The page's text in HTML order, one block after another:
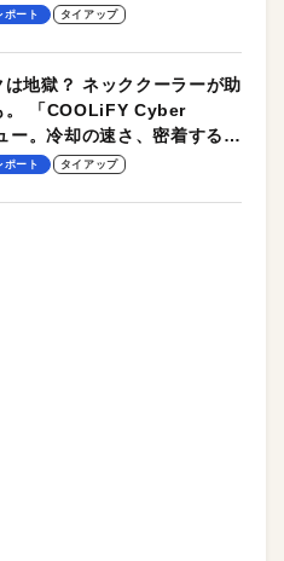
ポート タイアップ
は地獄？ ネッククーラーが助
。 「COOLiFY Cyber
ー。冷却の速さ、密着する冷
ンプルな操作性がグッド！
ポート タイアップ